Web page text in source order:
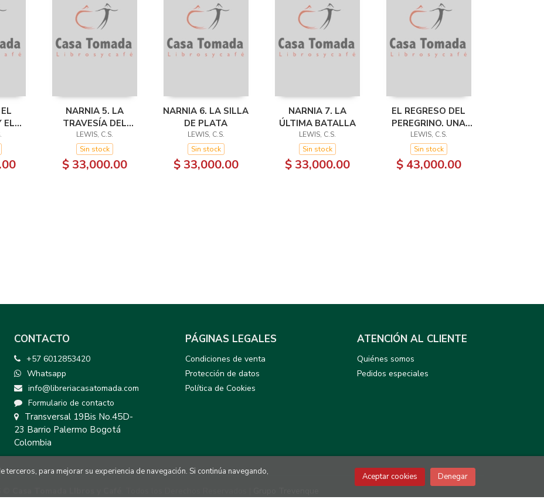
EL
NARNIA 5. LA
TRAVESÍA DEL
VIAJERO DEL ALBA
LEWIS, C.S.
Sin stock
$ 33,000.00
NARNIA 6. LA SILLA
DE PLATA
LEWIS, C.S.
Sin stock
$ 33,000.00
NARNIA 7. LA
ÚLTIMA BATALLA
LEWIS, C.S.
Sin stock
$ 33,000.00
EL REGRESO DEL
PEREGRINO. UNA
APOLOGÍA
ALEGÓRICA DEL
CRISTIANISMO, LA
RAZÓN Y EL
LEWIS, C.S.
Sin stock
$ 43,000.00
CONTACTO
+57 6012853420
Whatsapp
info@libreriacasatomada.com
Formulario de contacto
Transversal 19Bis No.45D-
23 Barrio Palermo Bogotá
Colombia
PÁGINAS LEGALES
Condiciones de venta
Protección de datos
Política de Cookies
ATENCIÓN AL CLIENTE
Quiénes somos
Pedidos especiales
para mejorar su experiencia de navegación. Si continúa navegando,
Aceptar cookies Denegar